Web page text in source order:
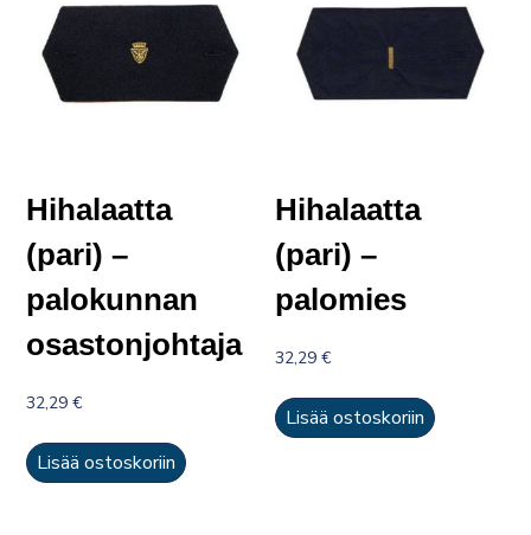
Hihalaatta
(pari) –
palokunnan
osastonjohtaja
32,29€
Lisää ostoskoriin
Hihalaatta
(pari) –
palomies
32,29€
Lisää ostoskoriin